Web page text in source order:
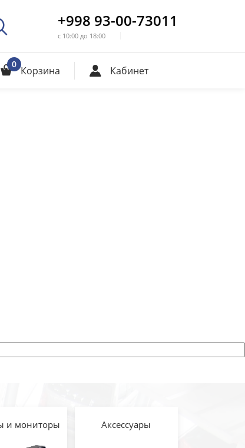
+998 93-00-73011
с 10:00 до 18:00
0 Корзина Кабинет
и мониторы Аксессуары